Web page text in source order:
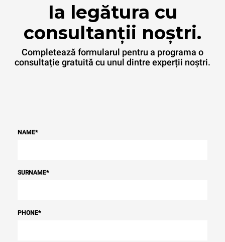
Ia legătura cu
consultanții noștri.
Completează formularul pentru a programa o
consultație gratuită cu unul dintre experții noștri.
NAME*
SURNAME*
PHONE*